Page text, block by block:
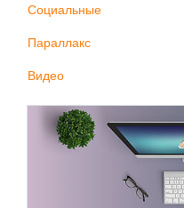
Социальные
Параллакс
Видео